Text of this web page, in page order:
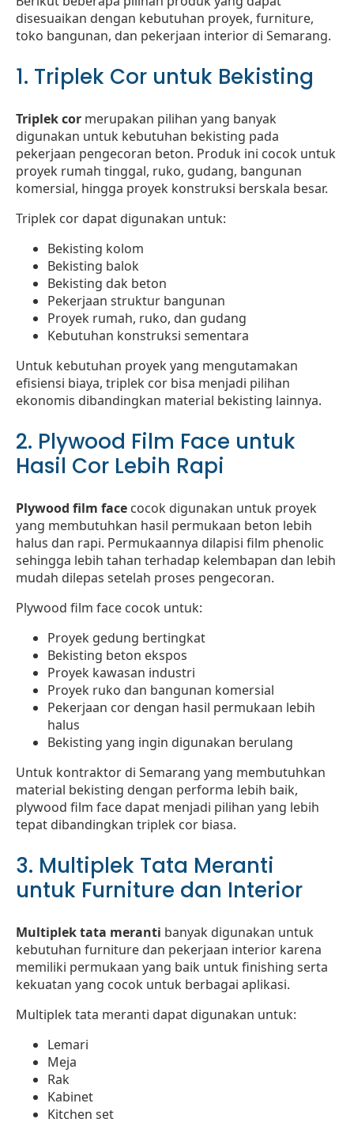
disesuaikan dengan kebutuhan proyek, furniture,
toko bangunan, dan pekerjaan interior di Semarang.
1. Triplek Cor untuk Bekisting
Triplek cor merupakan pilihan yang banyak
digunakan untuk kebutuhan bekisting pada
pekerjaan pengecoran beton. Produk ini cocok untuk
proyek rumah tinggal, ruko, gudang, bangunan
komersial, hingga proyek konstruksi berskala besar.
Triplek cor dapat digunakan untuk:
Bekisting kolom
Bekisting balok
Bekisting dak beton
Pekerjaan struktur bangunan
Proyek rumah, ruko, dan gudang
Kebutuhan konstruksi sementara
Untuk kebutuhan proyek yang mengutamakan
efisiensi biaya, triplek cor bisa menjadi pilihan
ekonomis dibandingkan material bekisting lainnya.
2. Plywood Film Face untuk
Hasil Cor Lebih Rapi
Plywood film face cocok digunakan untuk proyek
yang membutuhkan hasil permukaan beton lebih
halus dan rapi. Permukaannya dilapisi film phenolic
sehingga lebih tahan terhadap kelembapan dan lebih
mudah dilepas setelah proses pengecoran.
Plywood film face cocok untuk:
Proyek gedung bertingkat
Bekisting beton ekspos
Proyek kawasan industri
Proyek ruko dan bangunan komersial
Pekerjaan cor dengan hasil permukaan lebih
halus
Bekisting yang ingin digunakan berulang
Untuk kontraktor di Semarang yang membutuhkan
material bekisting dengan performa lebih baik,
plywood film face dapat menjadi pilihan yang lebih
tepat dibandingkan triplek cor biasa.
3. Multiplek Tata Meranti
untuk Furniture dan Interior
Multiplek tata meranti banyak digunakan untuk
kebutuhan furniture dan pekerjaan interior karena
memiliki permukaan yang baik untuk finishing serta
kekuatan yang cocok untuk berbagai aplikasi.
Multiplek tata meranti dapat digunakan untuk:
Lemari
Meja
Rak
Kabinet
Kitchen set